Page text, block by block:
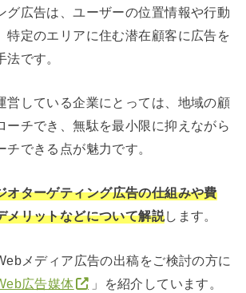
グ広告は、ユーザーの位置情報や行動
特定のエリアに住む潜在顧客に広告を
です。
営している企業にとっては、地域の顧
ーチでき、無駄を最小限に抑えながら
チできる点が魅力です。
オターゲティング広告の仕組みや費
メリットなどについて解説します。
メディア広告の出稿をご検討の方に
広告媒体 」を紹介しています。